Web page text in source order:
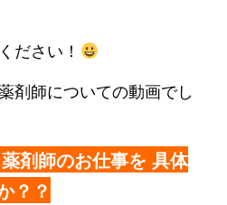
ださい！
剤師についての動画でし
薬剤師のお仕事を 具体
？？